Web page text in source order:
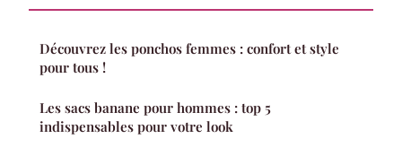
Découvrez les ponchos femmes : confort et style
pour tous !
Les sacs banane pour hommes : top 5
indispensables pour votre look